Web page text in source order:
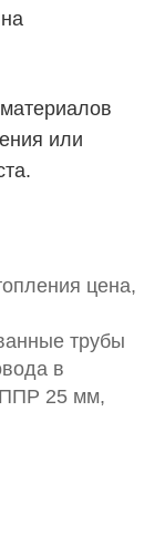
материалов
или
цена,
трубы
в
ППР 25 мм,